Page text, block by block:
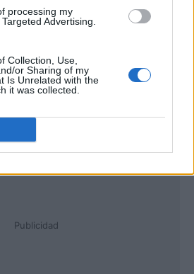
processing my
Advertising.
Collection, Use,
or Sharing of my
Is Unrelated with the
it was collected.
Publicidad